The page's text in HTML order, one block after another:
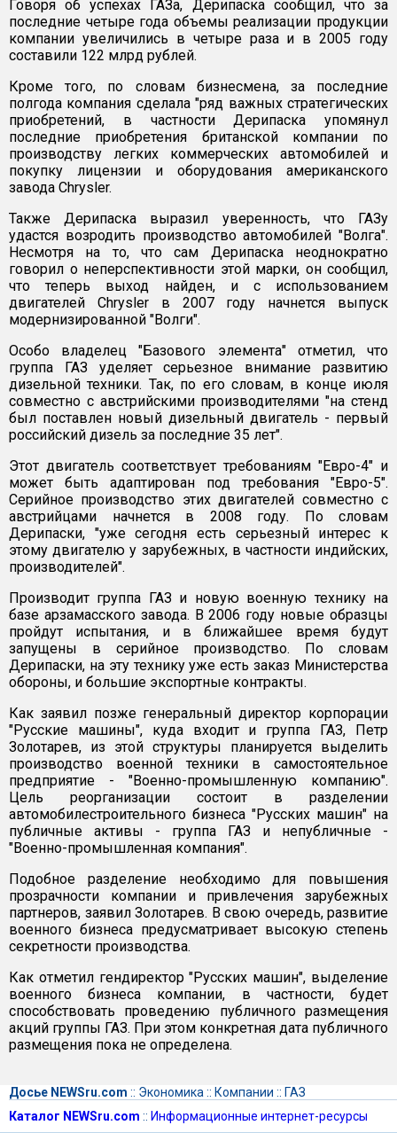
Говоря об успехах ГАЗа, Дерипаска сообщил, что за
последние четыре года объемы реализации продукции
компании увеличились в четыре раза и в 2005 году
составили 122 млрд рублей.
Кроме того, по словам бизнесмена, за последние
полгода компания сделала "ряд важных стратегических
приобретений, в частности Дерипаска упомянул
последние приобретения британской компании по
производству легких коммерческих автомобилей и
покупку лицензии и оборудования американского
завода Chrysler.
Также Дерипаска выразил уверенность, что ГАЗу
удастся возродить производство автомобилей "Волга".
Несмотря на то, что сам Дерипаска неоднократно
говорил о неперспективности этой марки, он сообщил,
что теперь выход найден, и с использованием
двигателей Chrysler в 2007 году начнется выпуск
модернизированной "Волги".
Особо владелец "Базового элемента" отметил, что
группа ГАЗ уделяет серьезное внимание развитию
дизельной техники. Так, по его словам, в конце июля
совместно с австрийскими производителями "на стенд
был поставлен новый дизельный двигатель - первый
российский дизель за последние 35 лет".
Этот двигатель соответствует требованиям "Евро-4" и
может быть адаптирован под требования "Евро-5".
Серийное производство этих двигателей совместно с
австрийцами начнется в 2008 году. По словам
Дерипаски, "уже сегодня есть серьезный интерес к
этому двигателю у зарубежных, в частности индийских,
производителей".
Производит группа ГАЗ и новую военную технику на
базе арзамасского завода. В 2006 году новые образцы
пройдут испытания, и в ближайшее время будут
запущены в серийное производство. По словам
Дерипаски, на эту технику уже есть заказ Министерства
обороны, и большие экспортные контракты.
Как заявил позже генеральный директор корпорации
"Русские машины", куда входит и группа ГАЗ, Петр
Золотарев, из этой структуры планируется выделить
производство военной техники в самостоятельное
предприятие - "Военно-промышленную компанию".
Цель реорганизации состоит в разделении
автомобилестроительного бизнеса "Русских машин" на
публичные активы - группа ГАЗ и непубличные -
"Военно-промышленная компания".
Подобное разделение необходимо для повышения
прозрачности компании и привлечения зарубежных
партнеров, заявил Золотарев. В свою очередь, развитие
военного бизнеса предусматривает высокую степень
секретности производства.
Как отметил гендиректор "Русских машин", выделение
военного бизнеса компании, в частности, будет
способствовать проведению публичного размещения
акций группы ГАЗ. При этом конкретная дата публичного
размещения пока не определена.
Досье NEWSru.com :: Экономика :: Компании :: ГАЗ
Каталог NEWSru.com :: Информационные интернет-ресурсы